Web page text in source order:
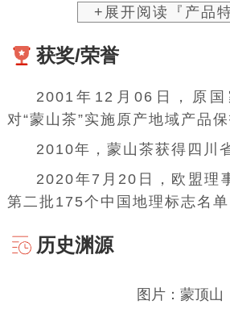
泽黄亮，芽呈金黄色，香纯清
蒙山茶甜香浓郁，汤黄绿
毫。甘露紧秀银毫，翠绿油润
山名茶）紧细披毫，嫩绿油润
毫，墨绿油润。
完整的蒙山茶产品特点内
阅读..
+展开阅读『产品